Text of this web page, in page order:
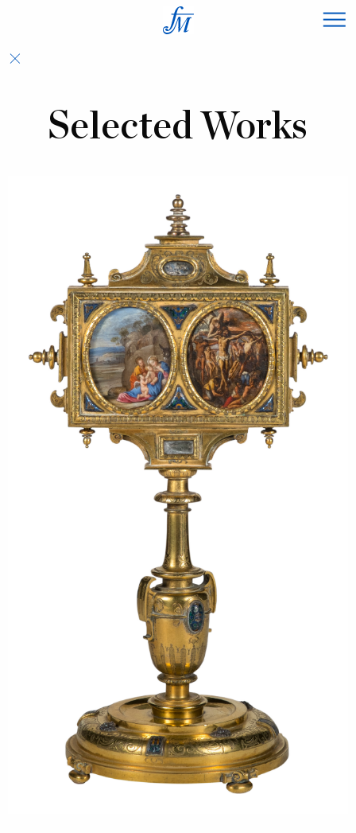
×
Selected Works